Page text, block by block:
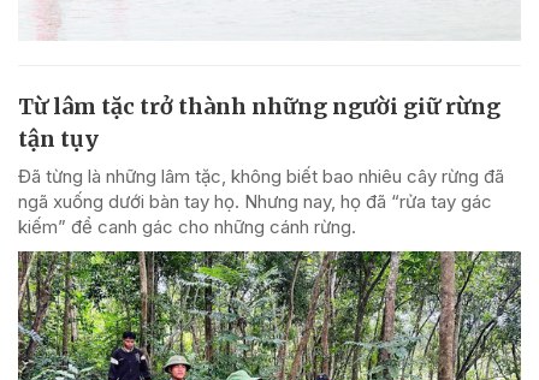
Từ lâm tặc trở thành những người giữ rừng
tận tụy
Đã từng là những lâm tặc, không biết bao nhiêu cây rừng đã
ngã xuống dưới bàn tay họ. Nhưng nay, họ đã “rửa tay gác
kiếm” để canh gác cho những cánh rừng.